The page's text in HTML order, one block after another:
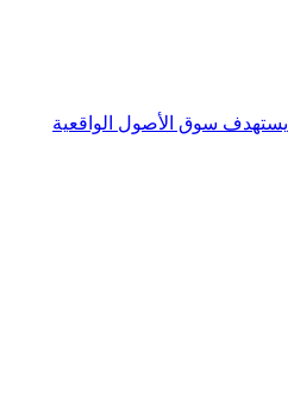
تصويت خصوصية XRP Ledger يستهدف سوق الأصول الواقعية